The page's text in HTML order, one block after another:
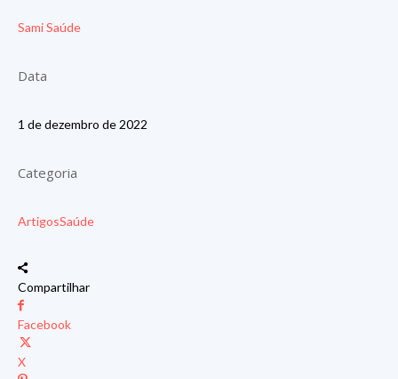
Sami Saúde
Data
1 de dezembro de 2022
Categoria
ArtigosSaúde
Compartilhar
Facebook
X